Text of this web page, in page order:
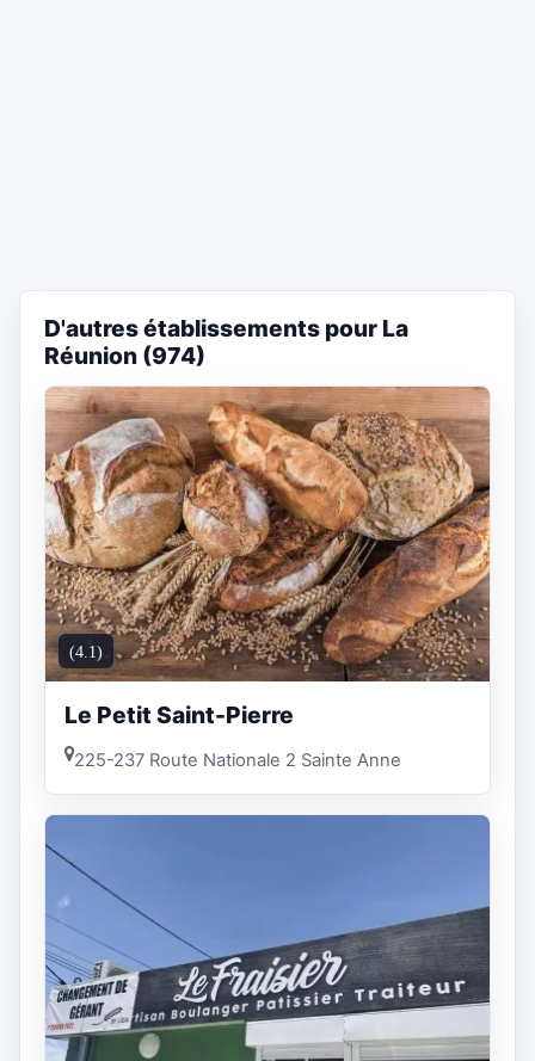
D'autres établissements pour La
Réunion (974)
(4.1)
Le Petit Saint-Pierre
225-237 Route Nationale 2 Sainte Anne